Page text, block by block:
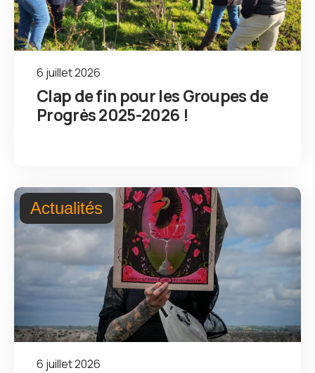
6 juillet 2026
Clap de fin pour les Groupes de
Progrès 2025-2026 !
Actualités
6 juillet 2026